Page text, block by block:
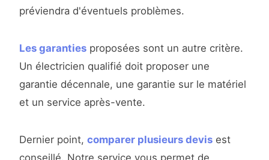
préviendra d'éventuels problèmes.
Les garanties proposées sont un autre critère.
Un électricien qualifié doit proposer une
garantie décennale, une garantie sur le matériel
et un service après-vente.
Dernier point, comparer plusieurs devis est